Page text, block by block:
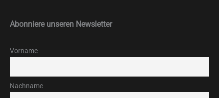
Abonniere unseren Newsletter
Vorname
Nachname